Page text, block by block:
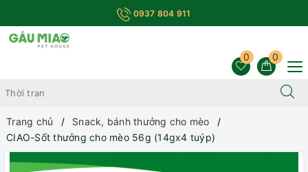
0937 804 911
0
0
Trang chủ
Snack, bánh thưởng cho mèo
CIAO-Sốt thưởng cho mèo 56g (14gx4 tuýp)